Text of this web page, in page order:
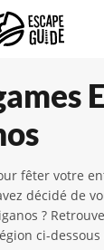
fêter votre
décidé de
?
ci-